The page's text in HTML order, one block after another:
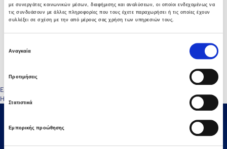
με συνεργάτες κοινωνικών μέσων, διαφήμισης και αναλύσεων, οι οποίοι ενδεχομένως να
τις συνδυάσουν με άλλες πληροφορίες που τους έχετε παραχωρήσει ή τις οποίες έχουν
συλλέξει σε σχέση με την από μέρους σας χρήση των υπηρεσιών τους.
Αναγκαία
Προτιμήσεις
Στατιστικά
Εμπορικής προώθησης
Πλοήγηση
άρθρων
Εργοδηγός (Μετρό – Γραμμή 4)
Ηλεκτρολόγοι / Μηχανολόγοι για Ενεργειακά Έργα